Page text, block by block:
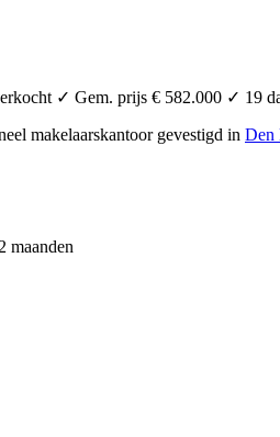
✓ Gem. prijs € 582.000 ✓ 19
makelaarskantoor gevestigd in Den
maanden